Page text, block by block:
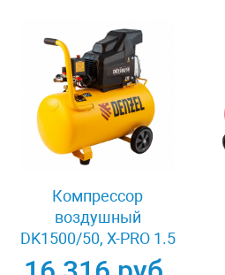
Компрессор
воздушный
DK1500/50, Х-PRO 1.5
кВт, 230 л/мин, 50 л